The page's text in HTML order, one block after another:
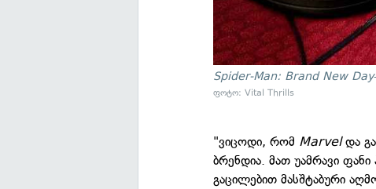
Spider-Man: Brand New Day
ფოტო: Vital Thrills
"ვიცოდი, რომ Marvelდა
ბრენდია. მათ უამრავი
გაცილებით მასშტაბური